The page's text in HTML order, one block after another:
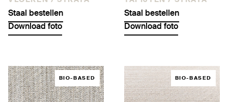
Staal bestellen
Download foto
Staal bestellen
Download foto
BIO-BASED BIO-BASED